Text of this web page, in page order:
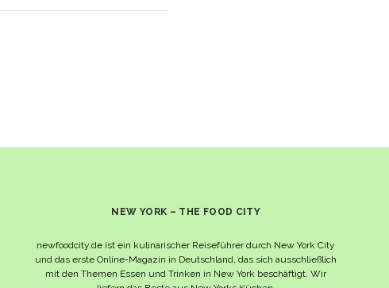
NEW YORK – THE FOOD CITY
newfoodcity.de ist ein kulinarischer Reiseführer durch New York City
und das erste Online-Magazin in Deutschland, das sich ausschließlich
mit den Themen Essen und Trinken in New York beschäftigt. Wir